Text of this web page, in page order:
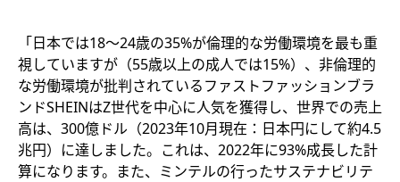
「日本では18～24歳の35%が倫理的な労働環境を最も重
視していますが（55歳以上の成人では15%）、非倫理的
な労働環境が批判されているファストファッションブラ
ンドSHEINはZ世代を中心に人気を獲得し、世界での売上
高は、300億ドル（2023年10月現在：日本円にして約4.5
兆円）に達しました。これは、2022年に93%成長した計
算になります。また、ミンテルの行ったサステナビリテ